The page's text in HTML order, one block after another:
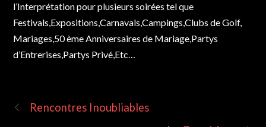
l’Interprétation pour plusieurs soirées tel que
Festivals,Expositions,Carnavals,Campings,Clubs de Golf,
Mariages,50 ème Anniversaires de Mariage,Partys
d’Entrerises,Partys Privé,Etc…
Rencontres Inoubliables